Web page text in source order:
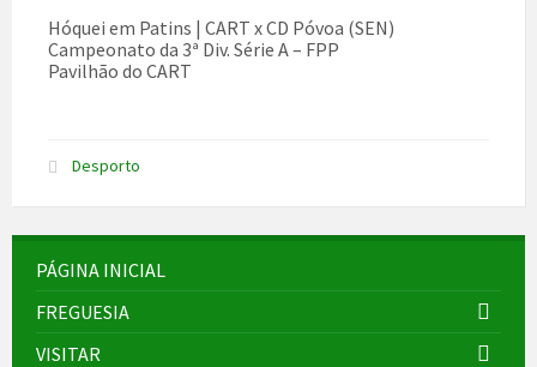
Hóquei em Patins | CART x CD Póvoa (SEN)
Campeonato da 3ª Div. Série A – FPP
Pavilhão do CART
Desporto
PÁGINA INICIAL
FREGUESIA
VISITAR